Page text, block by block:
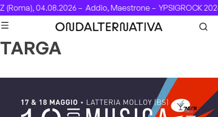
Skip to content
(Roma), 04.08.2026 – Addio, Maestrone – YPSIGROCK
TARGA